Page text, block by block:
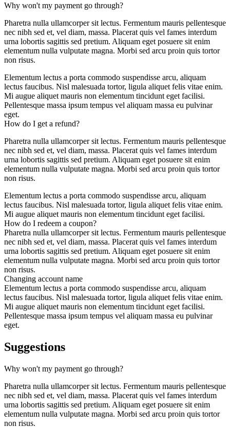
Why won't my payment go through?
Pharetra nulla ullamcorper sit lectus. Fermentum mauris pellentesque
nec nibh sed et, vel diam, massa. Placerat quis vel fames interdum
urna lobortis sagittis sed pretium. Aliquam eget posuere sit enim
elementum nulla vulputate magna. Morbi sed arcu proin quis tortor
non risus.
Elementum lectus a porta commodo suspendisse arcu, aliquam
lectus faucibus. Nisl malesuada tortor, ligula aliquet felis vitae enim.
Mi augue aliquet mauris non elementum tincidunt eget facilisi.
Pellentesque massa ipsum tempus vel aliquam massa eu pulvinar
eget.
How do I get a refund?
Pharetra nulla ullamcorper sit lectus. Fermentum mauris pellentesque
nec nibh sed et, vel diam, massa. Placerat quis vel fames interdum
urna lobortis sagittis sed pretium. Aliquam eget posuere sit enim
elementum nulla vulputate magna. Morbi sed arcu proin quis tortor
non risus.
Elementum lectus a porta commodo suspendisse arcu, aliquam
lectus faucibus. Nisl malesuada tortor, ligula aliquet felis vitae enim.
Mi augue aliquet mauris non elementum tincidunt eget facilisi.
How do I redeem a coupon?
Pharetra nulla ullamcorper sit lectus. Fermentum mauris pellentesque
nec nibh sed et, vel diam, massa. Placerat quis vel fames interdum
urna lobortis sagittis sed pretium. Aliquam eget posuere sit enim
elementum nulla vulputate magna. Morbi sed arcu proin quis tortor
non risus.
Changing account name
Elementum lectus a porta commodo suspendisse arcu, aliquam
lectus faucibus. Nisl malesuada tortor, ligula aliquet felis vitae enim.
Mi augue aliquet mauris non elementum tincidunt eget facilisi.
Pellentesque massa ipsum tempus vel aliquam massa eu pulvinar
eget.
Suggestions
Why won't my payment go through?
Pharetra nulla ullamcorper sit lectus. Fermentum mauris pellentesque
nec nibh sed et, vel diam, massa. Placerat quis vel fames interdum
urna lobortis sagittis sed pretium. Aliquam eget posuere sit enim
elementum nulla vulputate magna. Morbi sed arcu proin quis tortor
non risus.